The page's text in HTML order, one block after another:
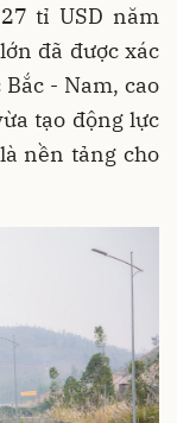
tỉ USD năm
đã được xác
- Nam, cao
tạo động lực
nền tảng cho